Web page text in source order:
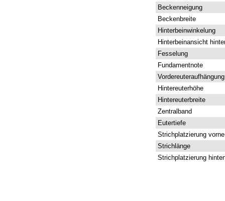
Beckenneigung
Beckenbreite
Hinterbeinwinkelung
Hinterbeinansicht
Fesselung
Fundamentnote
Vordereuteraufhängung
Hintereuterhöhe
Hintereuterbreite
Zentralband
Eutertiefe
Strichplatzierung vorne
Strichlänge
Strichplatzierung